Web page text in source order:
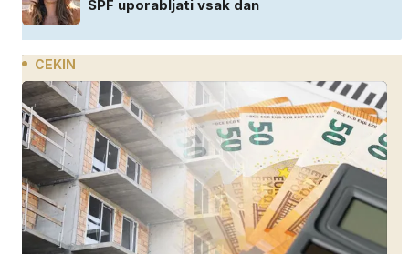
SPF uporabljati vsak dan
CEKIN